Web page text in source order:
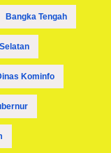
Bangka Tengah
Kominfo